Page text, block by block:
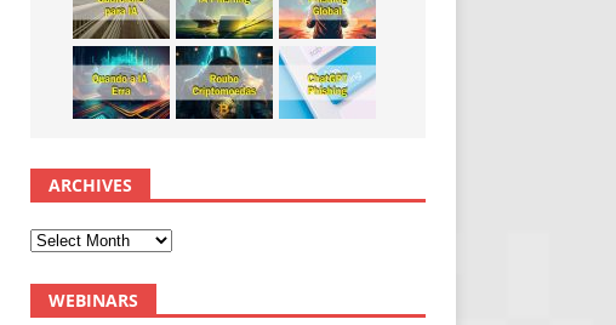
ARCHIVES
WEBINARS